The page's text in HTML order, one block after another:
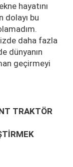
hayatını
dolayı bu
daha fazla
dünyanın
geçirmeyi
TRAKTÖR